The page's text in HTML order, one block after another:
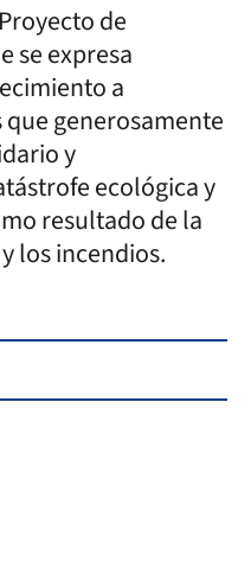
de
se expresa
a
generosamente
y
ecológica y
resultado de la
los incendios.